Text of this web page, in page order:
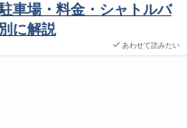
あわせて読みたい
車場・料金・シャトルバ
に解説